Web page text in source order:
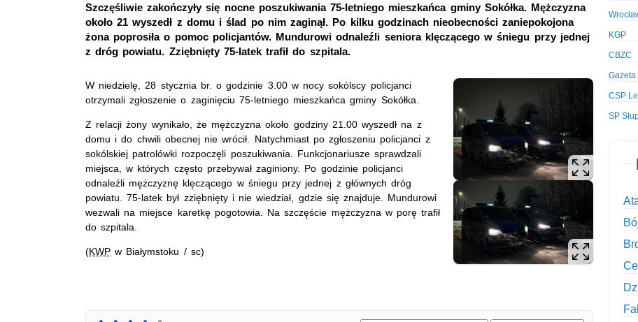
Szczęśliwie zakończyły się nocne poszukiwania 75-letniego mieszkańca gminy Sokółka. Mężczyzna
około 21 wyszedł z domu i ślad po nim zaginął. Po kilku godzinach nieobecności zaniepokojona
żona poprosiła o pomoc policjantów. Mundurowi odnaleźli seniora klęczącego w śniegu przy jednej
z dróg powiatu. Zziębnięty 75-latek trafił do szpitala.
W niedzielę, 28 stycznia br. o godzinie 3.00 w nocy sokólscy policjanci
otrzymali zgłoszenie o zaginięciu 75-letniego mieszkańca gminy Sokółka.
Z relacji żony wynikało, że mężczyzna około godziny 21.00 wyszedł na z
domu i do chwili obecnej nie wrócił. Natychmiast po zgłoszeniu policjanci z
sokólskiej patrolówki rozpoczęli poszukiwania. Funkcjonariusze sprawdzali
miejsca, w których często przebywał zaginiony. Po godzinie policjanci
odnaleźli mężczyznę klęczącego w śniegu przy jednej z głównych dróg
powiatu. 75-latek był zziębnięty i nie wiedział, gdzie się znajduje. Mundurowi
wezwali na miejsce karetkę pogotowia. Na szczęście mężczyzna w porę trafił
do szpitala.
(KWP w Białymstoku / sc)
KGP
CBZC
CSP
SP